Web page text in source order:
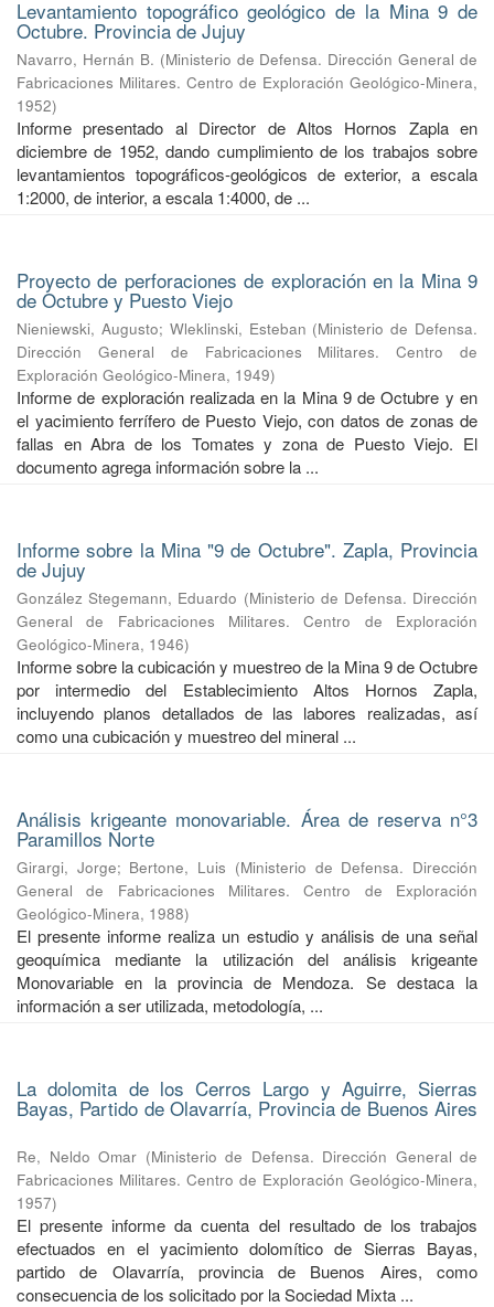
Levantamiento topográfico geológico de la Mina 9 de
Octubre. Provincia de Jujuy
Navarro, Hernán B. (Ministerio de Defensa. Dirección General de
Fabricaciones Militares. Centro de Exploración Geológico-Minera,
1952)
Informe presentado al Director de Altos Hornos Zapla en
diciembre de 1952, dando cumplimiento de los trabajos sobre
levantamientos topográficos-geológicos de exterior, a escala
1:2000, de interior, a escala 1:4000, de ...
Proyecto de perforaciones de exploración en la Mina 9
de Octubre y Puesto Viejo
Nieniewski, Augusto; Wleklinski, Esteban (Ministerio de Defensa.
Dirección General de Fabricaciones Militares. Centro de
Exploración Geológico-Minera, 1949)
Informe de exploración realizada en la Mina 9 de Octubre y en
el yacimiento ferrífero de Puesto Viejo, con datos de zonas de
fallas en Abra de los Tomates y zona de Puesto Viejo. El
documento agrega información sobre la ...
Informe sobre la Mina "9 de Octubre". Zapla, Provincia
de Jujuy
González Stegemann, Eduardo (Ministerio de Defensa. Dirección
General de Fabricaciones Militares. Centro de Exploración
Geológico-Minera, 1946)
Informe sobre la cubicación y muestreo de la Mina 9 de Octubre
por intermedio del Establecimiento Altos Hornos Zapla,
incluyendo planos detallados de las labores realizadas, así
como una cubicación y muestreo del mineral ...
Análisis krigeante monovariable. Área de reserva n°3
Paramillos Norte
Girargi, Jorge; Bertone, Luis (Ministerio de Defensa. Dirección
General de Fabricaciones Militares. Centro de Exploración
Geológico-Minera, 1988)
El presente informe realiza un estudio y análisis de una señal
geoquímica mediante la utilización del análisis krigeante
Monovariable en la provincia de Mendoza. Se destaca la
información a ser utilizada, metodología, ...
La dolomita de los Cerros Largo y Aguirre, Sierras
Bayas, Partido de Olavarría, Provincia de Buenos Aires
Re, Neldo Omar (Ministerio de Defensa. Dirección General de
Fabricaciones Militares. Centro de Exploración Geológico-Minera,
1957)
El presente informe da cuenta del resultado de los trabajos
efectuados en el yacimiento dolomítico de Sierras Bayas,
partido de Olavarría, provincia de Buenos Aires, como
consecuencia de los solicitado por la Sociedad Mixta ...